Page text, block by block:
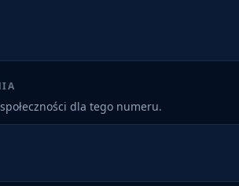
dla tego numeru.